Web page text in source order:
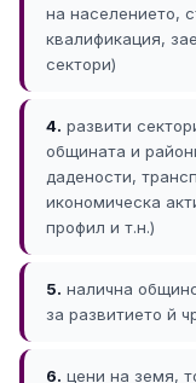
на населението,
квалификация,
сектори)
4. развити
общината и
дадености,
икономическа
профил и т.н.)
5. налична
за развитието й
6. цени на земя,